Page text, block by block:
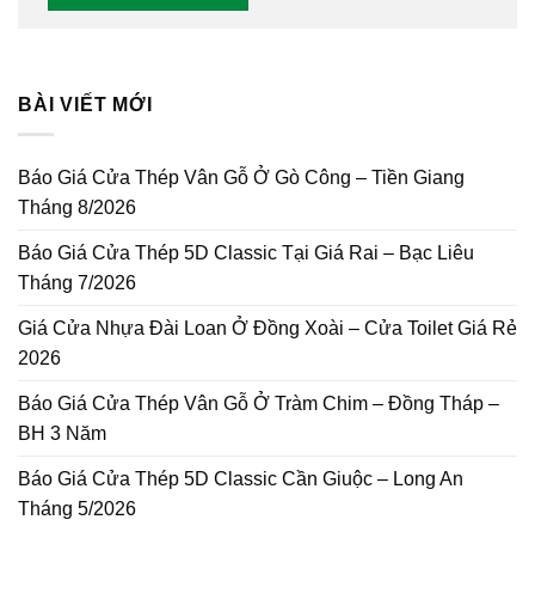
BÀI VIẾT MỚI
Báo Giá Cửa Thép Vân Gỗ Ở Gò Công – Tiền Giang
Tháng 8/2026
Báo Giá Cửa Thép 5D Classic Tại Giá Rai – Bạc Liêu
Tháng 7/2026
Giá Cửa Nhựa Đài Loan Ở Đồng Xoài – Cửa Toilet Giá Rẻ
2026
Báo Giá Cửa Thép Vân Gỗ Ở Tràm Chim – Đồng Tháp –
BH 3 Năm
Báo Giá Cửa Thép 5D Classic Cần Giuộc – Long An
Tháng 5/2026